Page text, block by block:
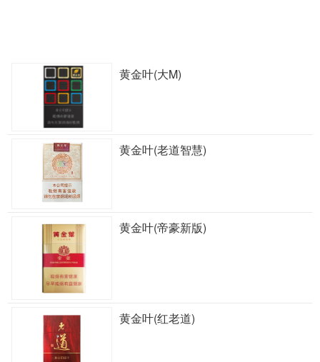
黄金叶(大M)
黄金叶(老道智慧)
黄金叶(帝豪新版)
黄金叶(红老道)